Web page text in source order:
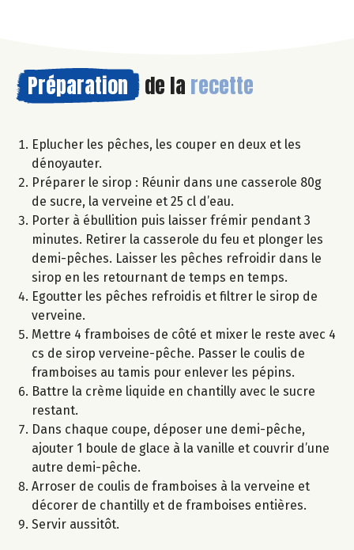
Préparation de la recette
Eplucher les pêches, les couper en deux et les
dénoyauter.
Préparer le sirop : Réunir dans une casserole 80g
de sucre, la verveine et 25 cl d’eau.
Porter à ébullition puis laisser frémir pendant 3
minutes. Retirer la casserole du feu et plonger les
demi-pêches. Laisser les pêches refroidir dans le
sirop en les retournant de temps en temps.
Egoutter les pêches refroidis et filtrer le sirop de
verveine.
Mettre 4 framboises de côté et mixer le reste avec 4
cs de sirop verveine-pêche. Passer le coulis de
framboises au tamis pour enlever les pépins.
Battre la crème liquide en chantilly avec le sucre
restant.
Dans chaque coupe, déposer une demi-pêche,
ajouter 1 boule de glace à la vanille et couvrir d’une
autre demi-pêche.
Arroser de coulis de framboises à la verveine et
décorer de chantilly et de framboises entières.
Servir aussitôt.